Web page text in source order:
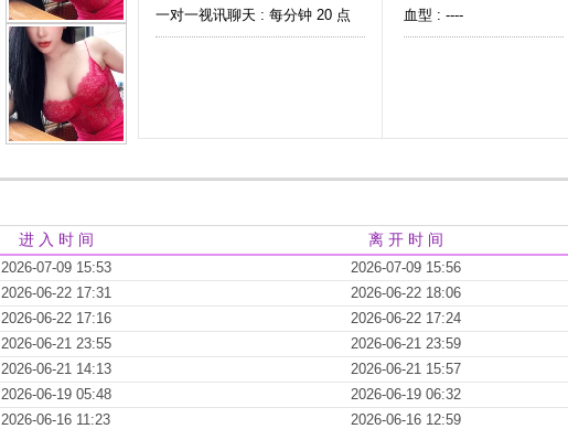
一对一视讯聊天 : 每分钟 20 点 血型 : ----
进 入 时 间 离 开 时 间
2026-07-09 15:53 2026-07-09 15:56
2026-06-22 17:31 2026-06-22 18:06
2026-06-22 17:16 2026-06-22 17:24
2026-06-21 23:55 2026-06-21 23:59
2026-06-21 14:13 2026-06-21 15:57
2026-06-19 05:48 2026-06-19 06:32
2026-06-16 11:23 2026-06-16 12:59